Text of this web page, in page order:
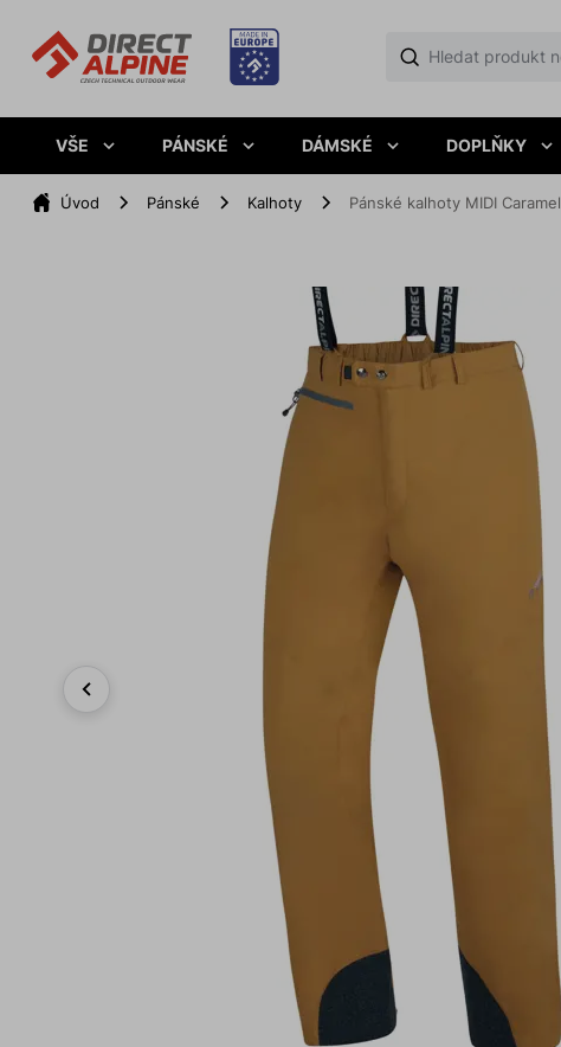
VŠE PÁNSKÉ DÁMSKÉ DOPLŇKY
Úvod Pánské Kalhoty Pánské kalhoty MIDI Caramel